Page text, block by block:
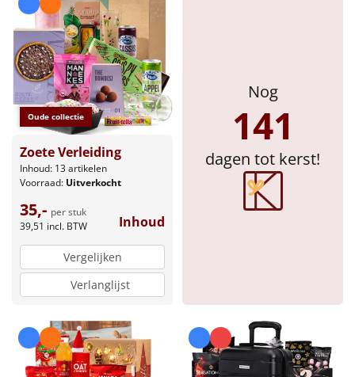
Doe het zelf
Sinterklaaspakketten
Particulier
Kerstgeschenken 2026
Relatiegeschenken
Cadeaubon
Per stuk
Alle overige
Oude collectie
Zoete Verleiding
Inhoud: 13 artikelen
Voorraad: Uitverkocht
35,- per stuk
39,51 incl. BTW Inhoud
Vergelijken
Verlanglijst
Nog
141
dagen tot kerst!